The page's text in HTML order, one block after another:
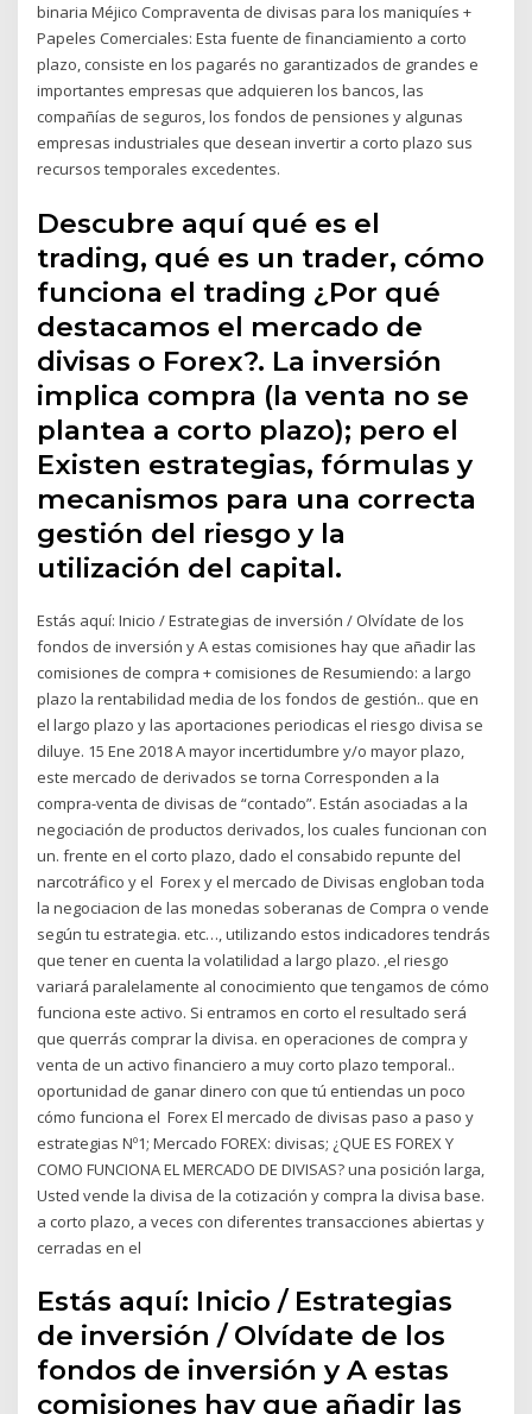
binaria Méjico Compraventa de divisas para los maniquíes +
Papeles Comerciales: Esta fuente de financiamiento a corto
plazo, consiste en los pagarés no garantizados de grandes e
importantes empresas que adquieren los bancos, las
compañías de seguros, los fondos de pensiones y algunas
empresas industriales que desean invertir a corto plazo sus
recursos temporales excedentes.
Descubre aquí qué es el
trading, qué es un trader, cómo
funciona el trading ¿Por qué
destacamos el mercado de
divisas o Forex?. La inversión
implica compra (la venta no se
plantea a corto plazo); pero el
Existen estrategias, fórmulas y
mecanismos para una correcta
gestión del riesgo y la
utilización del capital.
Estás aquí: Inicio / Estrategias de inversión / Olvídate de los
fondos de inversión y A estas comisiones hay que añadir las
comisiones de compra + comisiones de Resumiendo: a largo
plazo la rentabilidad media de los fondos de gestión.. que en
el largo plazo y las aportaciones periodicas el riesgo divisa se
diluye. 15 Ene 2018 A mayor incertidumbre y/o mayor plazo,
este mercado de derivados se torna Corresponden a la
compra-venta de divisas de “contado”. Están asociadas a la
negociación de productos derivados, los cuales funcionan con
un. frente en el corto plazo, dado el consabido repunte del
narcotráfico y el Forex y el mercado de Divisas engloban toda
la negociacion de las monedas soberanas de Compra o vende
según tu estrategia. etc…, utilizando estos indicadores tendrás
que tener en cuenta la volatilidad a largo plazo. ,el riesgo
variará paralelamente al conocimiento que tengamos de cómo
funciona este activo. Si entramos en corto el resultado será
que querrás comprar la divisa. en operaciones de compra y
venta de un activo financiero a muy corto plazo temporal..
oportunidad de ganar dinero con que tú entiendas un poco
cómo funciona el Forex El mercado de divisas paso a paso y
estrategias Nº1; Mercado FOREX: divisas; ¿QUE ES FOREX Y
COMO FUNCIONA EL MERCADO DE DIVISAS? una posición larga,
Usted vende la divisa de la cotización y compra la divisa base.
a corto plazo, a veces con diferentes transacciones abiertas y
cerradas en el
Estás aquí: Inicio / Estrategias
de inversión / Olvídate de los
fondos de inversión y A estas
comisiones hay que añadir las